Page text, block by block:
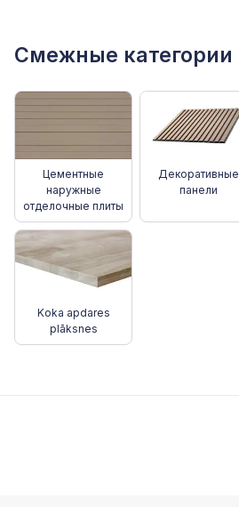
Смежные категории
Цементные
наружные
отделочные плиты
Декоративные
панели
Koka apdares
plāksnes